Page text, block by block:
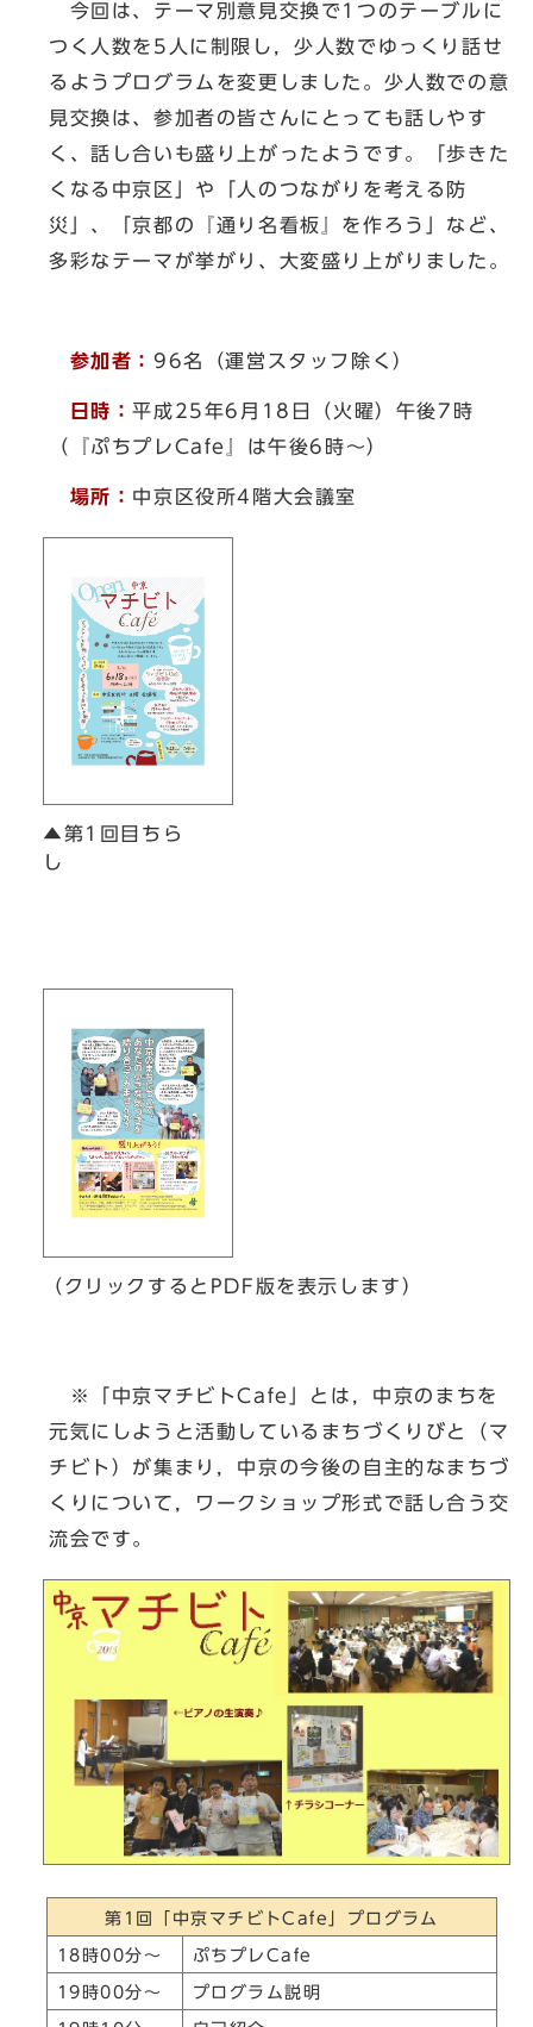
今回は、テーマ別意見交換で1つのテーブルに
つく人数を5人に制限し，少人数でゆっくり話せ
るようプログラムを変更しました。少人数での意
見交換は、参加者の皆さんにとっても話しやす
く、話し合いも盛り上がったようです。「歩きた
くなる中京区」や「人のつながりを考える防
災」、「京都の『通り名看板』を作ろう」など、
多彩なテーマが挙がり、大変盛り上がりました。
参加者：96名（運営スタッフ除く）
日時：平成25年6月18日（火曜）午後7時
（『ぷちプレCafe』は午後6時～）
場所： 中京区役所4階大会議室
▲第1回目ちら
し
（クリックするとPDF版を表示します）
※「中京マチビトCafe」とは，中京のまちを
元気にしようと活動しているまちづくりびと（マ
チビト）が集まり，中京の今後の自主的なまちづ
くりについて，ワークショップ形式で話し合う交
流会です。
第1回「中京マチビトCafe」プログラム
18時00分～ ぷちプレCafe
19時00分～ プログラム説明